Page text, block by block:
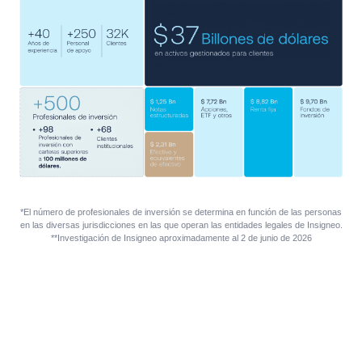
*El número de profesionales de inversión se determina en función de las personas
en las diversas jurisdicciones en las que operan las entidades legales de Insigneo.
**Investigación de Insigneo aproximadamente al 2 de junio de 2026